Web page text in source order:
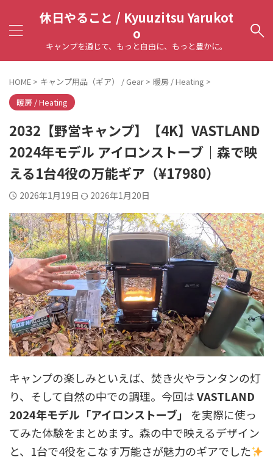
休日やること / Kyuuzitsu Yarukot
o
キャンプを通じて、もっと自由に、もっと豊かに。
HOME > キャンプ用品（ギア） / Gear > 暖房 / Heating >
暖房 / Heating
2032【野営キャンプ】【4K】VASTLAND
2024年モデル アイロンストーブ｜森で映
える1台4役の万能ギア（¥17980）
2026年1月19日 2026年1月20日
キャンプの楽しみといえば、焚き火やランタンの灯
り、そして自然の中での調理。今回はVASTLAND
2024年モデル「アイロンストーブ」
を実際に使っ
てみた体験をまとめます。森の中で映えるデザイン
と、1台で4役をこなす万能さが魅力のギアでした